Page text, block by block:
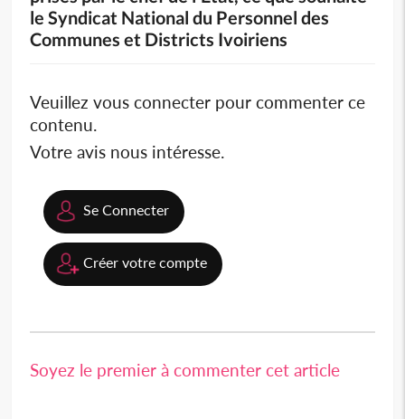
le Syndicat National du Personnel des
Communes et Districts Ivoiriens
Veuillez vous connecter pour commenter ce
contenu.
Votre avis nous intéresse.
Se Connecter
Créer votre compte
Soyez le premier à commenter cet article